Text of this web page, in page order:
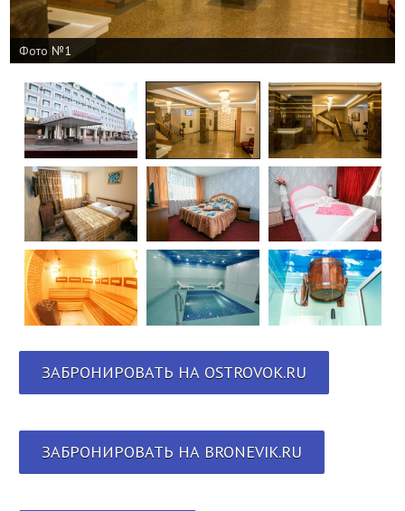
Фото №1
ЗАБРОНИРОВАТЬ НА OSTROVOK.RU
ЗАБРОНИРОВАТЬ НА BRONEVIK.RU